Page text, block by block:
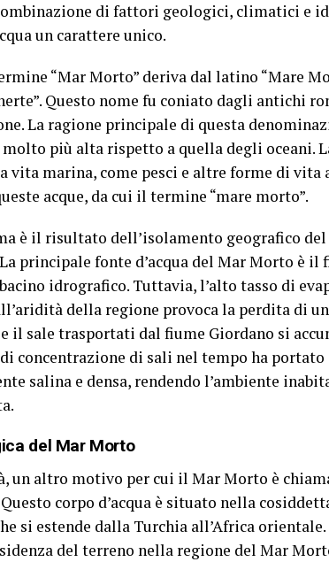
di fattori geologici, climatici e
un carattere unico.
“Mar Morto” deriva dal latino “Mare
Questo nome fu coniato dagli antichi
La ragione principale di questa
più alta rispetto a quella degli oceani.
vita marina, come pesci e altre forme di vita
acque, da cui il termine “mare morto”.
è il risultato dell’isolamento geografico
principale fonte d’acqua del Mar Morto è il
idrografico. Tuttavia, l’alto tasso di
della regione provoca la perdita di
il sale trasportati dal fiume Giordano si
concentrazione di sali nel tempo ha
salina e densa, rendendo l’ambiente
del Mar Morto
un altro motivo per cui il Mar Morto è
corpo d’acqua è situato nella
si estende dalla Turchia all’Africa orientale.
del terreno nella regione del Mar